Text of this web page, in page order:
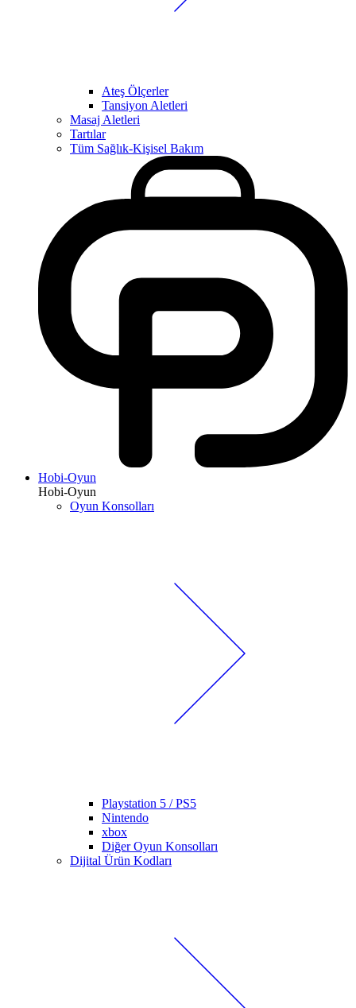
Ateş Ölçerler
Tansiyon Aletleri
Masaj Aletleri
Tartılar
Tüm Sağlık-Kişisel Bakım
Hobi-Oyun
Hobi-Oyun
Oyun Konsolları
Playstation 5 / PS5
Nintendo
xbox
Diğer Oyun Konsolları
Dijital Ürün Kodları